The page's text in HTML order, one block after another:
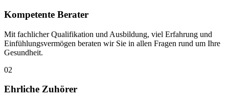
Kompetente Berater
Mit fachlicher Qualifi­kation und Ausbildung, viel Erfahrung und
Einfüh­lungs­vermögen beraten wir Sie in allen Fragen rund um Ihre
Gesund­heit.
02
Ehrliche Zuhörer